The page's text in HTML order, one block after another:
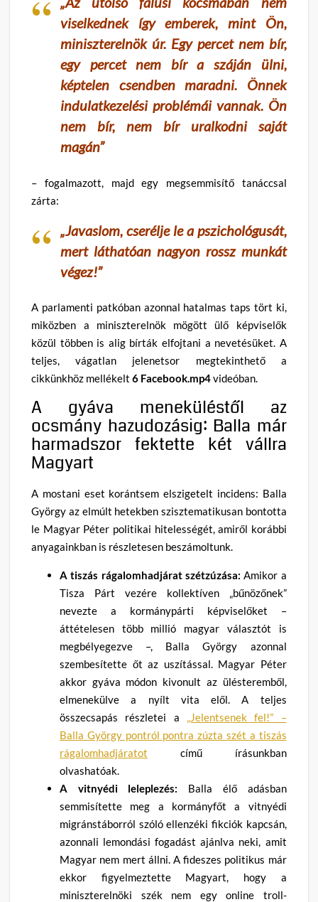
viselkednek így emberek, mint Ön,
miniszterelnök úr. Egy percet nem bír,
egy percet nem bír a száján ülni,
képtelen csendben maradni. Önnek
indulatkezelési problémái vannak. Ön
nem bír, nem bír uralkodni saját
magán”
– fogalmazott, majd egy megsemmisítő tanáccsal
zárta:
„Javaslom, cserélje le a pszichológusát,
mert láthatóan nagyon rossz munkát
végez!”
A parlamenti patkóban azonnal hatalmas taps tört ki,
miközben a miniszterelnök mögött ülő képviselők
közül többen is alig bírták elfojtani a nevetésüket. A
teljes, vágatlan jelenetsor megtekinthető a
cikkünkhöz mellékelt6 Facebook.mp4videóban.
A gyáva meneküléstől az
ocsmány hazudozásig: Balla már
harmadszor fektette két vállra
Magyart
A mostani eset korántsem elszigetelt incidens: Balla
György az elmúlt hetekben szisztematikusan bontotta
le Magyar Péter politikai hitelességét, amiről korábbi
anyagainkban is részletesen beszámoltunk.
A tiszás rágalomhadjárat szétzúzása: Amikor a
Tisza Párt vezére kollektíven „bűnözőnek”
nevezte a kormánypárti képviselőket –
áttételesen több millió magyar választót is
megbélyegezve –, Balla György azonnal
szembesítette őt az uszítással. Magyar Péter
akkor gyáva módon kivonult az ülésteremből,
elmenekülve a nyílt vita elől. A teljes
összecsapás részletei a „Jelentsenek fel!” –
Balla György pontról pontra zúzta szét a tiszás
rágalomhadjáratot című írásunkban
olvashatóak.
A vitnyédi leleplezés: Balla élő adásban
semmisítette meg a kormányfőt a vitnyédi
migránstáborról szóló ellenzéki fikciók kapcsán,
azonnali lemondási fogadást ajánlva neki, amit
Magyar nem mert állni. A fideszes politikus már
ekkor figyelmeztette Magyart, hogy a
miniszterelnöki szék nem egy online troll-